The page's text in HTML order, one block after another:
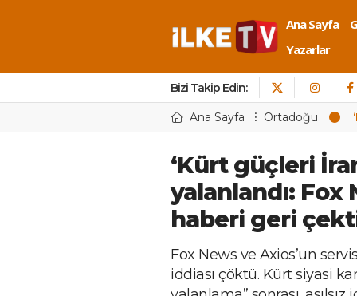
Ana Sayfa
Yazarlar
Bizi Takip Edin:
Ana Sayfa Ortadoğu
‘Kürt güçleri
yalanlandı: Fox
haberi geri
Fox News ve Axios’un
iddiası çöktü. Kürt siyasi